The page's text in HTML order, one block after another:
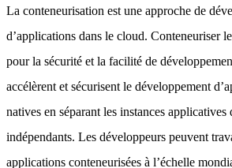
La conteneurisation est une approche de
d’applications dans le cloud. Conteneuriser
pour la sécurité et la facilité de
accélèrent et sécurisent le développement
natives en séparant les instances applicatives
indépendants. Les développeurs peuvent
applications conteneurisées à l’échelle